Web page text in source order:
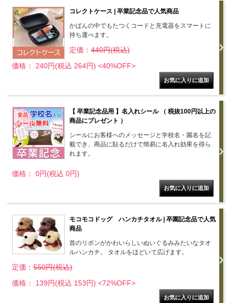
コレクトケース | 卒業記念品で人気商品
かばんの中でもたつくコードと充電器をスマートに
持ち運べます。
定価： 440円(税込)
価格： 240円(税込 264円) <40%OFF>
【 卒業記念品用 】名入れシール （ 税抜100円以上の
商品にプレゼント ）
シールにお客様へのメッセージと学校名・園名を記
載でき、商品に貼るだけで簡易に名入れ効果を得ら
れます。
価格： 0円(税込 0円)
モコモコドッグ ハンカチタオル | 卒園記念品で人気
商品
首のリボンがかわいらしいぬいぐるみみたいなタオ
ルハンカチ。 タオルをほどいて広げます。
定価： 550円(税込)
価格： 139円(税込 153円) <72%OFF>